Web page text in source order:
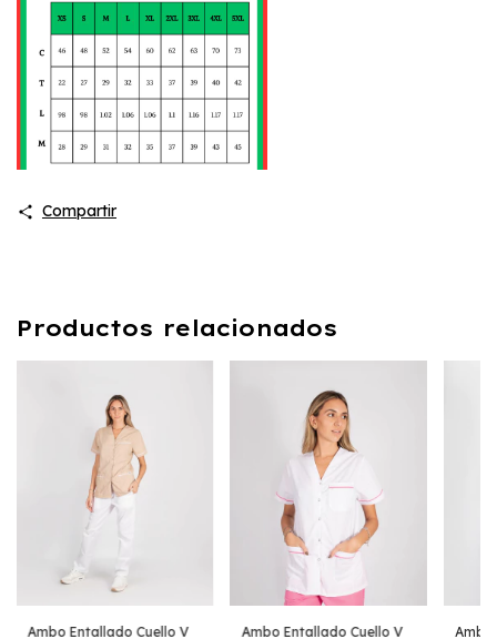
Compartir
Productos relacionados
Ambo Entallado Cuello V
Ambo Entallado Cuello V
Ambo